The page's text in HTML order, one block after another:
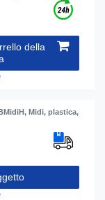
della
Midi, plastica,